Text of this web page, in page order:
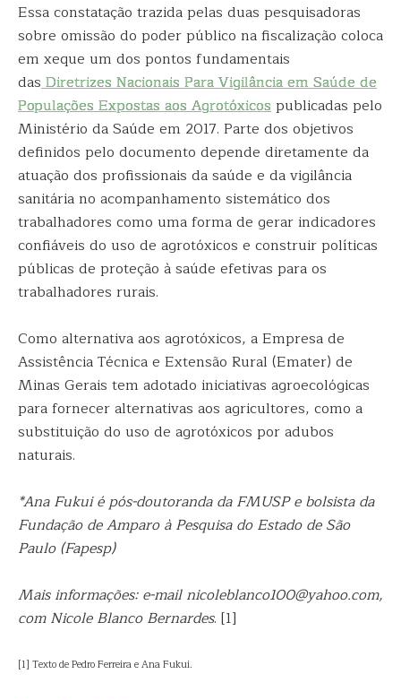
Essa constatação trazida pelas duas pesquisadoras
sobre omissão do poder público na fiscalização coloca
em xeque um dos pontos fundamentais
dasDiretrizes Nacionais Para Vigilância em Saúde de
Populações Expostas aos Agrotóxicospublicadas pelo
Ministério da Saúde em 2017. Parte dos objetivos
definidos pelo documento depende diretamente da
atuação dos profissionais da saúde e da vigilância
sanitária no acompanhamento sistemático dos
trabalhadores como uma forma de gerar indicadores
confiáveis do uso de agrotóxicos e construir políticas
públicas de proteção à saúde efetivas para os
trabalhadores rurais.
Como alternativa aos agrotóxicos, a Empresa de
Assistência Técnica e Extensão Rural (Emater) de
Minas Gerais tem adotado iniciativas agroecológicas
para fornecer alternativas aos agricultores, como a
substituição do uso de agrotóxicos por adubos
naturais.
*Ana Fukui é pós-doutoranda da FMUSP e bolsista da
Fundação de Amparo à Pesquisa do Estado de São
Paulo (Fapesp)
Mais informações: e-mail nicoleblanco100@yahoo.com,
com Nicole Blanco Bernardes. [1]
[1] Texto de Pedro Ferreira e Ana Fukui.